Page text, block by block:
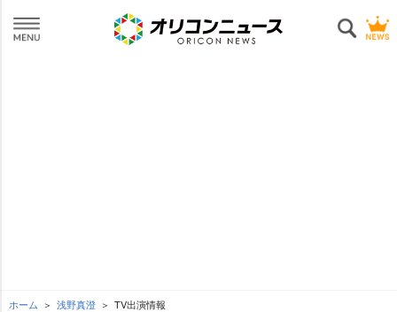
ホーム 浅野真澄 TV出演情報